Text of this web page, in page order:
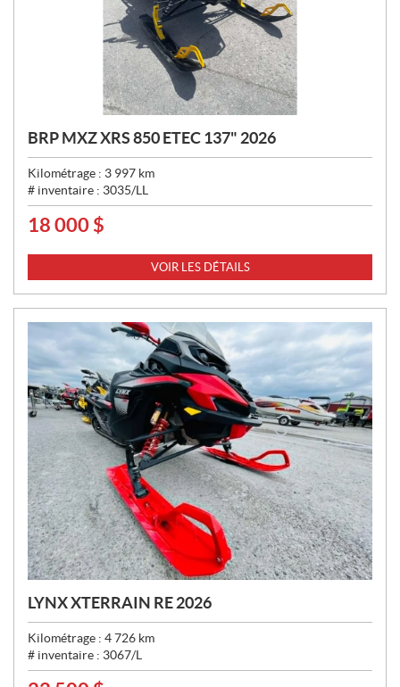
BRP MXZ XRS 850 ETEC 137" 2026
Kilométrage : 3 997 km
# inventaire : 3035/LL
P
X
:
18 000 $
VOIR LES DÉTAILS
LYNX XTERRAIN RE 2026
Kilométrage : 4 726 km
# inventaire : 3067/L